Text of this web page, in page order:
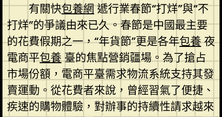
有關快包養網遞行業春節“打烊”與“不
打烊”的爭議由來已久。春節是中國最主要
的花費假期之一，“年貨節”更是各年包養夜
電商平包養臺的焦點營銷疆場。為了搶占
市場份額，電商平臺需求物流系統支持其發
賣運動。從花費者來說，曾經習氣了便捷、
疾速的購物體驗，對辦事的持續性請求越來